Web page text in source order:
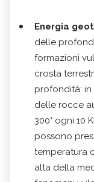
Energia
delle
formazioni
crosta
profondità: in
delle rocce
300° ogni 10
possono
temperatura
alta della